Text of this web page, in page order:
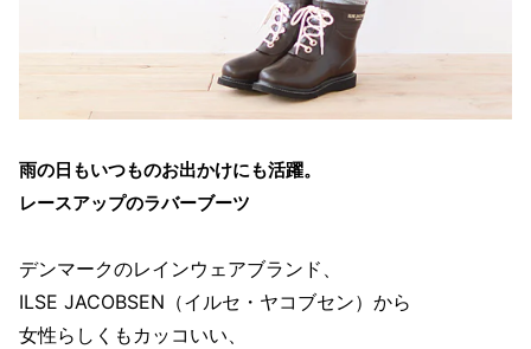
雨の日もいつものお出かけにも活躍。
レースアップのラバーブーツ
デンマークのレインウェアブランド、
ILSE JACOBSEN（イルセ・ヤコブセン）から
女性らしくもカッコいい、